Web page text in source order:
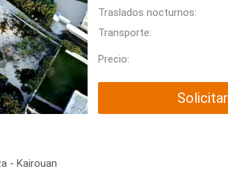
Traslados nocturnos:
Transporte:
Precio:
Solicitar
- Kairouan